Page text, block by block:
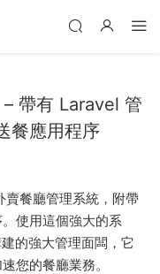
帶有 Laravel 管
餐應用程序
賣餐廳管理系統，附帶
使用這個強大的系
的強大管理面闆，它
您的餐廳業務。